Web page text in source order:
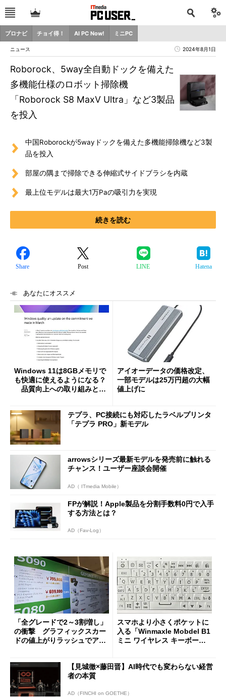
プロナビ チョイ得！ AI PC Now! ミニPC
ニュース 2024年8月1日
Roborock、5way全自動ドックを備えた
多機能仕様のロボット掃除機
「Roborock S8 MaxV Ultra」など3製品
を投入
中国Roborockが5wayドックを備えた多機能掃除機など3製
品を投入
部屋の隅まで掃除できる伸縮式サイドブラシを内蔵
最上位モデルは最大1万Paの吸引力を実現
続きを読む
Share Post LINE Hatena
あなたにオススメ
Windows 11は8GBメモリで
も快適に使えるようになる？
品質向上への取り組みと
アイオーデータの価格改定、
一部モデルは25万円超の大幅
値上げに
テプラ、PC接続にも対応したラベルプリンタ
「テプラ PRO」新モデル
arrowsシリーズ最新モデルを発売前に触れる
チャンス！ユーザー座談会開催
AD（ ITmedia Mobile）
FPが解説！Apple製品を分割手数料0円で入手
する方法とは？
AD（Fav-Log）
「全グレードで2～3割増し」
の衝撃 グラフィックスカー
ドの値上がりラッシュでアキ
スマホより小さくポケットに
入る「Winmaxle Mobdel B1
ミニ ワイヤレス キーボー
【見城徹×藤田晋】AI時代でも変わらない経営
者の本質
AD（FINCHI on GOETHE）